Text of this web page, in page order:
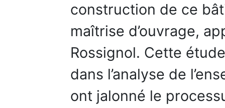
construction de ce
maîtrise d’ouvrage,
Rossignol. Cette
dans l’analyse de
ont jalonné le